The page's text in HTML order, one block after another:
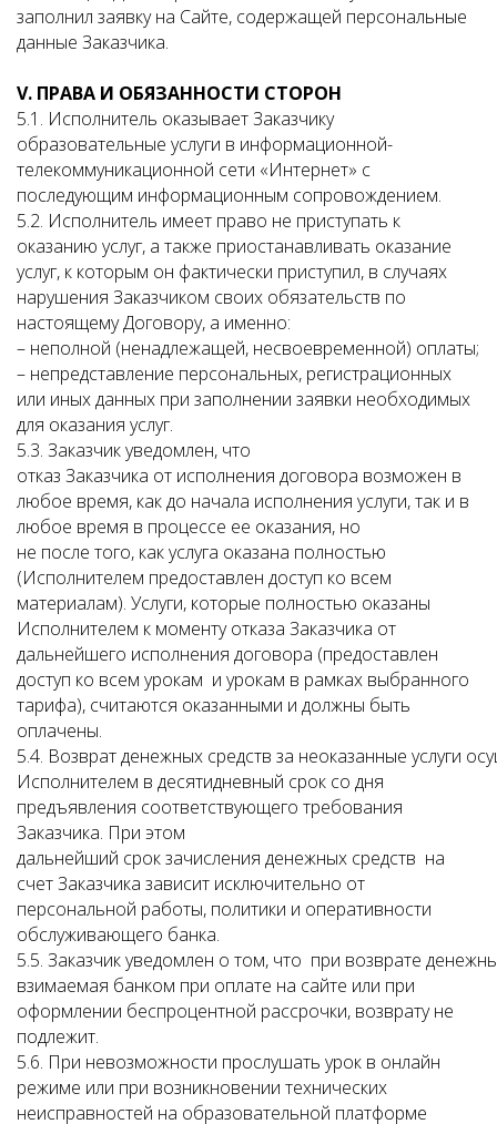
заполнил заявку на Сайте, содержащей персональные
данные Заказчика.
V. ПРАВА И ОБЯЗАННОСТИ СТОРОН
5.1. Исполнитель оказывает Заказчику
образовательные услуги в информационной-
телекоммуникационной сети «Интернет» с
последующим информационным сопровождением.
5.2. Исполнитель имеет право не приступать к
оказанию услуг, а также приостанавливать оказание
услуг, к которым он фактически приступил, в случаях
нарушения Заказчиком своих обязательств по
настоящему Договору, а именно:
– неполной (ненадлежащей, несвоевременной) оплаты;
– непредставление персональных, регистрационных
или иных данных при заполнении заявки необходимых
для оказания услуг.
5.3. Заказчик уведомлен, что
отказ Заказчика от исполнения договора возможен в
любое время, как до начала исполнения услуги, так и в
любое время в процессе ее оказания, но
не после того, как услуга оказана полностью
(Исполнителем предоставлен доступ ко всем
материалам). Услуги, которые полностью оказаны
Исполнителем к моменту отказа Заказчика от
дальнейшего исполнения договора (предоставлен
доступ ко всем урокам и урокам в рамках выбранного
тарифа), считаются оказанными и должны быть
оплачены.
5.4. Возврат денежных средств за неоказанные услуги
Исполнителем в десятидневный срок со дня
предъявления соответствующего требования
Заказчика. При этом
дальнейший срок зачисления денежных средств на
счет Заказчика зависит исключительно от
персональной работы, политики и оперативности
обслуживающего банка.
5.5. Заказчик уведомлен о том, что при возврате
взимаемая банком при оплате на сайте или при
оформлении беспроцентной рассрочки, возврату не
подлежит.
5.6. При невозможности прослушать урок в онлайн
режиме или при возникновении технических
неисправностей на образовательной платформе